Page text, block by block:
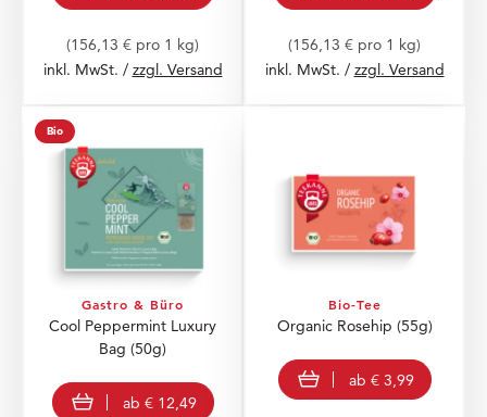
(156,13 € pro 1 kg)
inkl. MwSt. / zzgl. Versand
(156,13 € pro 1 kg)
inkl. MwSt. / zzgl. Versand
Bio
Gastro & Büro
Cool Peppermint Luxury
Bag (50g)
view product
ab € 12,49
Bio-Tee
Organic Rosehip (55g)
view product
ab € 3,99